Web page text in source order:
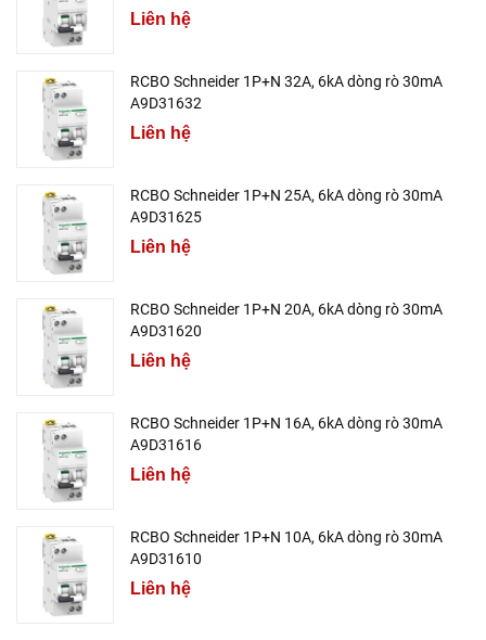
Liên hệ
RCBO Schneider 1P+N 32A, 6kA dòng rò 30mA
A9D31632
Liên hệ
RCBO Schneider 1P+N 25A, 6kA dòng rò 30mA
A9D31625
Liên hệ
RCBO Schneider 1P+N 20A, 6kA dòng rò 30mA
A9D31620
Liên hệ
RCBO Schneider 1P+N 16A, 6kA dòng rò 30mA
A9D31616
Liên hệ
RCBO Schneider 1P+N 10A, 6kA dòng rò 30mA
A9D31610
Liên hệ